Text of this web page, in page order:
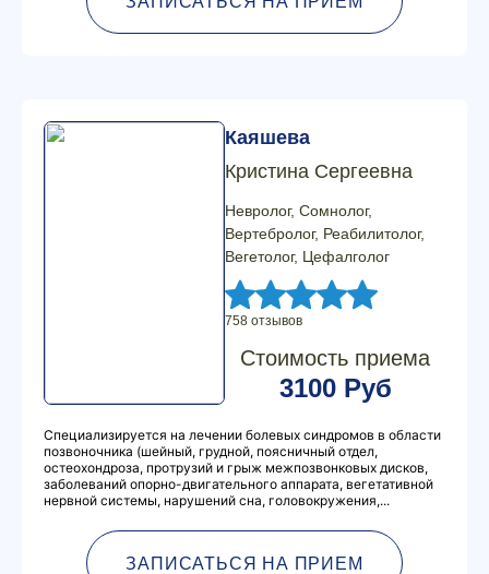
Каяшева
Кристина Сергеевна
Невролог, Сомнолог,
Вертебролог, Реабилитолог,
Вегетолог, Цефалголог
758 отзывов
Стоимость приема
3100 Руб
Специализируется на лечении болевых синдромов в области
позвоночника (шейный, грудной, поясничный отдел,
остеохондроза, протрузий и грыж межпозвонковых дисков,
заболеваний опорно-двигательного аппарата, вегетативной
нервной системы, нарушений сна, головокружения,...
ЗАПИСАТЬСЯ НА ПРИЕМ